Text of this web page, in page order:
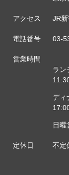
アクセス JR
電話番号 03-
営業時間
ラン
ディ
日曜
定休日 不定